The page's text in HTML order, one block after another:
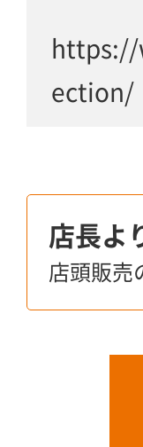
ection/
店長よ
店頭販売